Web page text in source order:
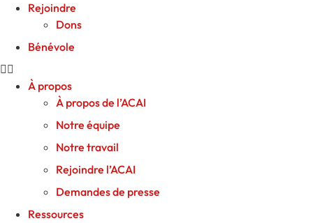
Rejoindre
Dons
Bénévole
À propos
À propos de l’ACAI
Notre équipe
Notre travail
Rejoindre l’ACAI
Demandes de presse
Ressources